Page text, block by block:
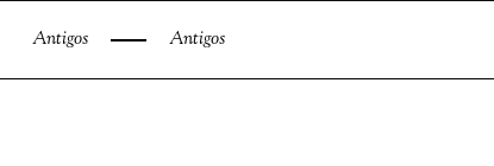
Antigos Antigos